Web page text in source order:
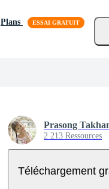
Plans
Prasong
2 213 Ressources
Téléchargement